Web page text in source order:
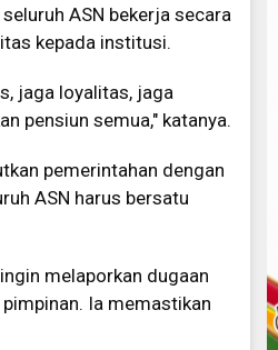
ASN bekerja secara
kepada institusi.
jaga loyalitas, jaga
pensiun semua," katanya.
pemerintahan dengan
ASN harus bersatu
melaporkan dugaan
Ia memastikan